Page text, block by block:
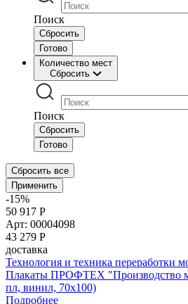
Поиск
Сбросить
Готово
Количество мест
Сбросить
Поиск
Сбросить
Готово
Сбросить все
Применить
-15%
50 917 Р
Арт: 00004098
43 279 Р
доставка
Технология и техника переработки
Плакаты ПРОФТЕХ "Производство
пл, винил, 70х100)
Подробнее